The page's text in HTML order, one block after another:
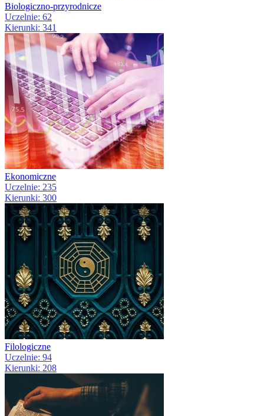
Biologiczno-przyrodnicze
Uczelnie: 62
Kierunki: 341
Ekonomiczne
Uczelnie: 235
Kierunki: 300
Filologiczne
Uczelnie: 94
Kierunki: 208